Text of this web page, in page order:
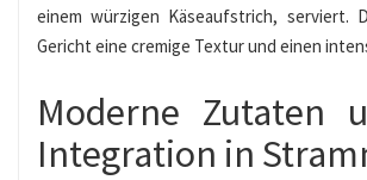
einem würzigen Käseaufstrich, serviert.
Gericht eine cremige Textur und einen
Moderne Zutaten
Integration in